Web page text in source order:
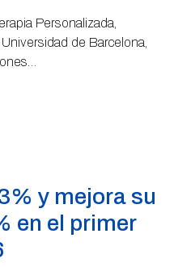
Personalizada,
de Barcelona,
y mejora su
en el primer